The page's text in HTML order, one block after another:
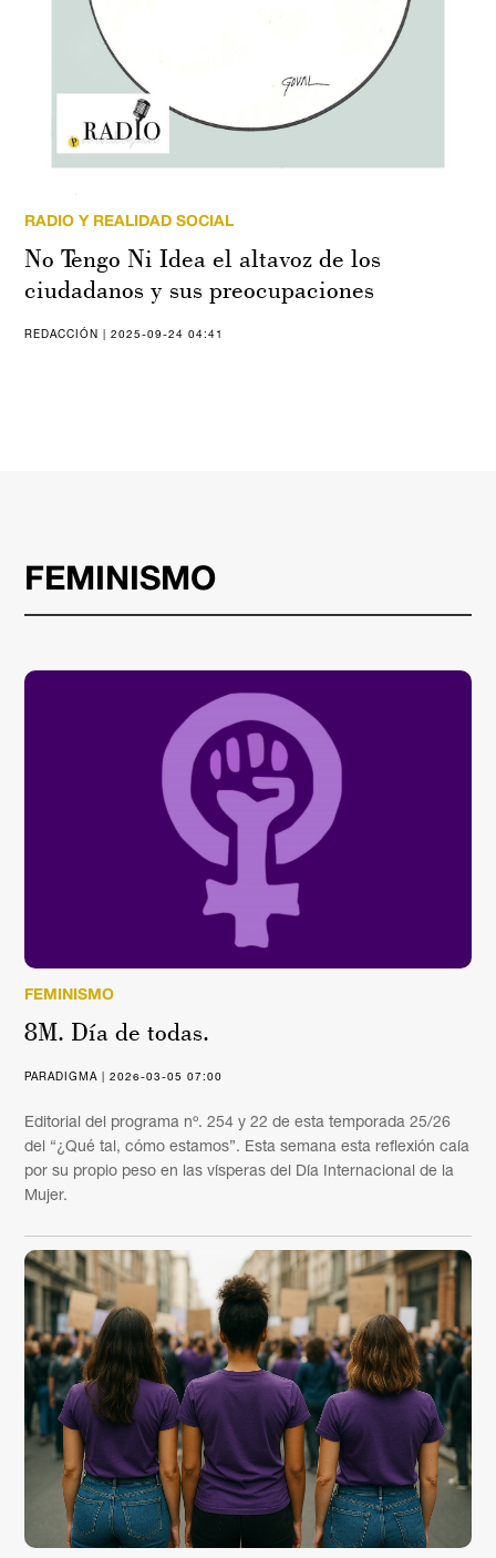
RADIO Y REALIDAD SOCIAL
No Tengo Ni Idea el altavoz de los
ciudadanos y sus preocupaciones
REDACCIÓN | 2025-09-24 04:41
FEMINISMO
FEMINISMO
8M. Día de todas.
PARADIGMA | 2026-03-05 07:00
Editorial del programa nº. 254 y 22 de esta temporada 25/26
del “¿Qué tal, cómo estamos”. Esta semana esta reflexión caía
por su propio peso en las vísperas del Día Internacional de la
Mujer.